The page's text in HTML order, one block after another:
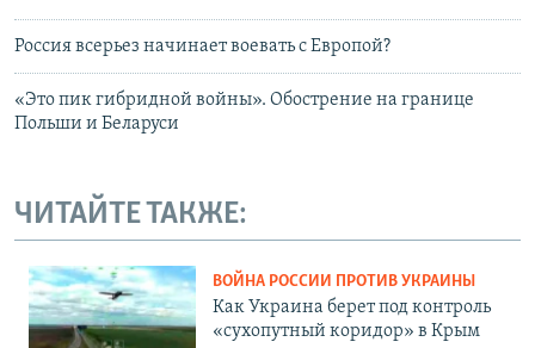
Россия всерьез начинает воевать с Европой?
«Это пик гибридной войны». Обострение на границе
Польши и Беларуси
ЧИТАЙТЕ ТАКЖЕ:
ВОЙНА РОССИИ ПРОТИВ УКРАИНЫ
Как Украина берет под контроль
«сухопутный коридор» в Крым